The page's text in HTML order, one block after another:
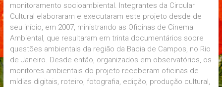
monitoramento socioambiental. Integrantes da Circular
Cultural elaboraram e executaram este projeto desde de
seu início, em 2007, ministrando as Oficinas de Cinema
Ambiental, que resultaram em trinta documentários sobre
questões ambientais da região da Bacia de Campos, no Rio
de Janeiro. Desde então, organizados em observatórios, os
monitores ambientais do projeto receberam oficinas de
mídias digitais, roteiro, fotografia, edição, produção cultural,